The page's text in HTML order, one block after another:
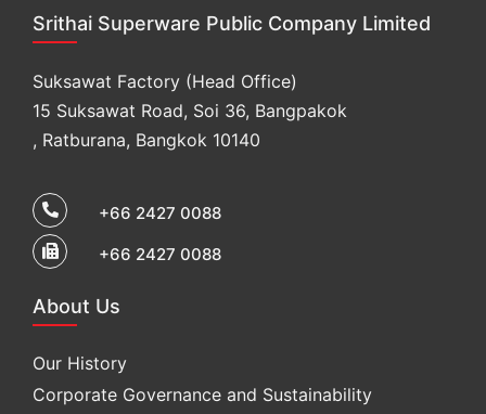
Srithai Superware Public Company Limited
Suksawat Factory (Head Office)
15 Suksawat Road, Soi 36, Bangpakok
, Ratburana, Bangkok 10140
+66 2427 0088
+66 2427 0088
About Us
Our History
Corporate Governance and Sustainability